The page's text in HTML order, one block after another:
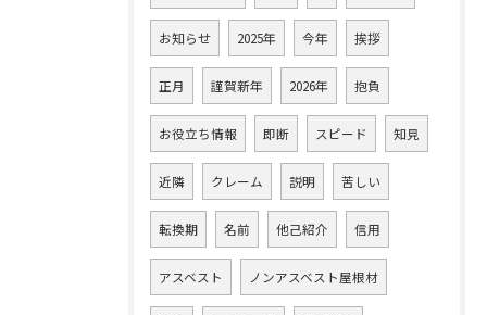
お知らせ 2025年 今年 挨拶
正月 謹賀新年 2026年 抱負
お役立ち情報 即断 スピード 知見
近隣 クレーム 説明 苦しい
転換期 名前 他己紹介 信用
アスベスト ノンアスベスト屋根材